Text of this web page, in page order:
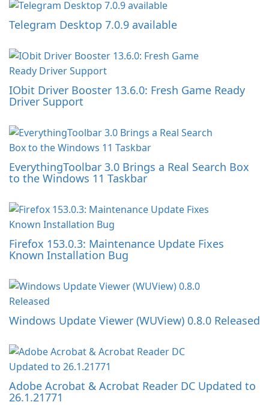
Telegram Desktop 7.0.9 available
IObit Driver Booster 13.6.0: Fresh Game Ready
Driver Support
EverythingToolbar 3.0 Brings a Real Search Box
to the Windows 11 Taskbar
Firefox 153.0.3: Maintenance Update Fixes
Known Installation Bug
Windows Update Viewer (WUView) 0.8.0 Released
Adobe Acrobat & Acrobat Reader DC Updated to
26.1.21771